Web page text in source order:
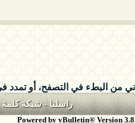
من البطء في التصفح، أو تمدد
راسلنا-شبكة كلمة
Powered by vBulletin® Version